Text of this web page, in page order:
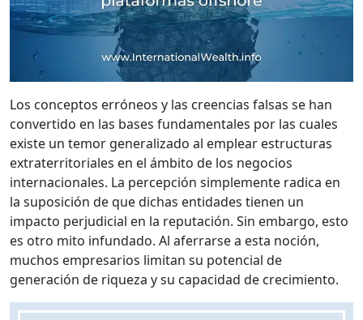
Los conceptos erróneos y las creencias falsas se han
convertido en las bases fundamentales por las cuales
existe un temor generalizado al emplear estructuras
extraterritoriales en el ámbito de los negocios
internacionales. La percepción simplemente radica en
la suposición de que dichas entidades tienen un
impacto perjudicial en la reputación. Sin embargo, esto
es otro mito infundado. Al aferrarse a esta noción,
muchos empresarios limitan su potencial de
generación de riqueza y su capacidad de crecimiento.